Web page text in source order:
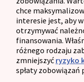
chce
interesie jest, aby
otrzymywać
finansowania.
różnego rodzaju
zmniejszyć ryzyko
spłaty zobowiązań